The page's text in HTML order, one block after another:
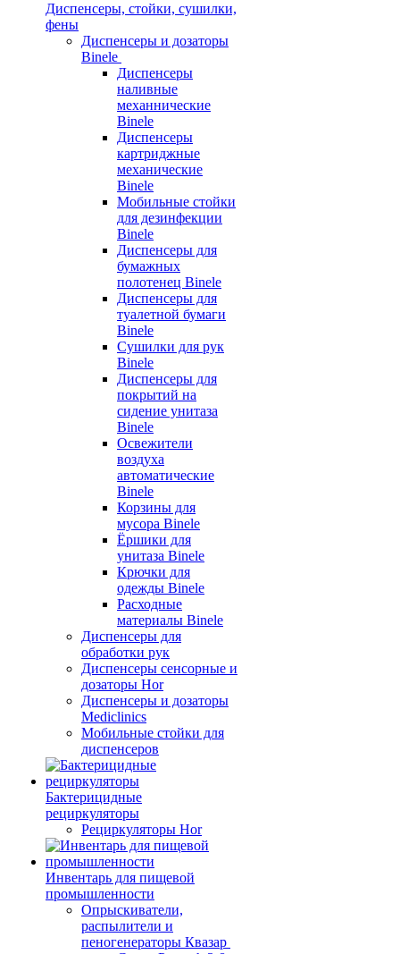
Диспенсеры, стойки, сушилки,
фены
Диспенсеры и дозаторы
Binele
Диспенсеры
наливные
механнические
Binele
Диспенсеры
картриджные
механические
Binele
Мобильные стойки
для дезинфекции
Binele
Диспенсеры для
бумажных
полотенец Binele
Диспенсеры для
туалетной бумаги
Binele
Сушилки для рук
Binele
Диспенсеры для
покрытий на
сидение унитаза
Binele
Освежители
воздуха
автоматические
Binele
Корзины для
мусора Binele
Ёршики для
унитаза Binele
Крючки для
одежды Binele
Расходные
материалы Binele
Диспенсеры для
обработки рук
Диспенсеры сенсорные и
дозаторы Hor
Диспенсеры и дозаторы
Mediclinics
Мобильные стойки для
диспенсеров
Бактерицидные
рециркуляторы
Рециркуляторы Hor
Инвентарь для пищевой
промышленности
Опрыскиватели,
распылители и
пеногенераторы Квазар